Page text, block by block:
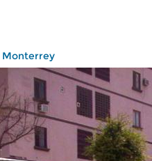
Monterrey